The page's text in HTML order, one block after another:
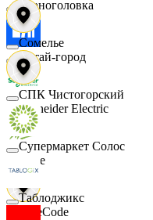
Черноголовка
Читай-город
Schneider Electric
Ярче
FaceCode
Сомелье
СПК Чистогорский
Супермаркет Солос
Таблоджикс